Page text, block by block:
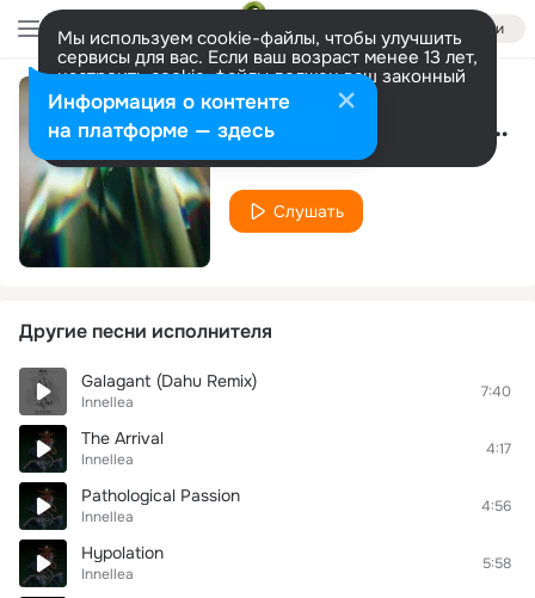
Войти
Мы используем cookie-файлы, чтобы улучшить
сервисы для вас. Если ваш возраст менее 13 лет,
настроить cookie-файлы должен ваш законный
представитель. Больше информации
Разрешить все Настроить Nautilus (Human Machine Remix)
Innellea
Слушать
Другие песни исполнителя
Galagant (Dahu Remix)
Innellea
7:40
The Arrival
Innellea
4:17
Pathological Passion
Innellea
4:56
Hypolation
Innellea
5:58
Информация о контенте
на платформе — здесь